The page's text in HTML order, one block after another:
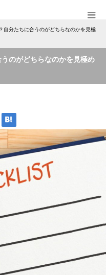
自分たちに合うのがどちらなのかを見極
のがどちらなのかを見極め